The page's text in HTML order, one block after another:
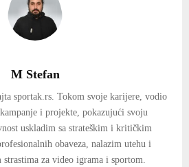
M Stefan
sportak.rs. Tokom svoje karijere, vodio
i projekte, pokazujući svoju
uskladim sa strateškim i kritičkim
obaveza, nalazim utehu i
za video igrama i sportom.